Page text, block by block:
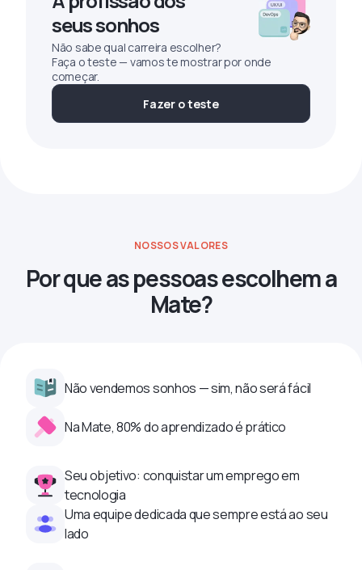
seus sonhos
Não sabe qual carreira escolher?
Faça o teste — vamos te mostrar por onde
começar.
Fazer o teste
NOSSOS VALORES
Por que as pessoas escolhem a
Mate?
Não vendemos sonhos — sim, não será fácil
Na Mate, 80% do aprendizado é prático
Seu objetivo: conquistar um emprego em
tecnologia
Uma equipe dedicada que sempre está ao seu
lado